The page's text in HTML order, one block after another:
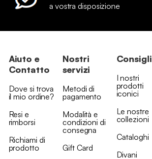
a vostra disposizione
Aiuto e
Contatto
Dove si trova
il mio ordine?
Resi e
rimborsi
Richiami di
prodotto
Nostri
servizi
Metodi di
pagamento
Modalità e
condizioni di
consegna
Gift Card
Consigli
I nostri
prodotti
iconici
Le nostre
collezioni
Cataloghi
Divani